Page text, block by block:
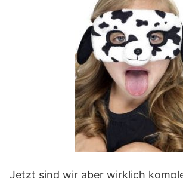
Jetzt sind wir aber wirklich